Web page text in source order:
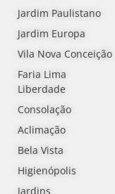
Jardim Paulistano
Jardim Europa
Vila Nova Conceição
Faria Lima
Liberdade
Consolação
Aclimação
Bela Vista
Higienópolis
Jardins